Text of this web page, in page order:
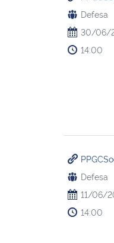
Defesa
30/06/
14:00
Defesa
11/06/
14:00